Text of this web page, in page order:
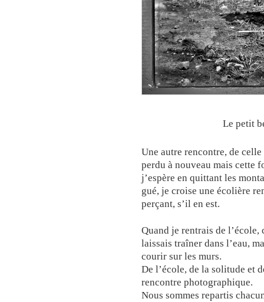
Le petit
Une autre rencontre, de
perdu à nouveau mais cette
j’espère en quittant les
gué, je croise une écolière
perçant, s’il en est.
Quand je rentrais de l’école,
laissais traîner dans l’eau,
courir sur les murs.
De l’école, de la solitude et
rencontre photographique.
Nous sommes repartis